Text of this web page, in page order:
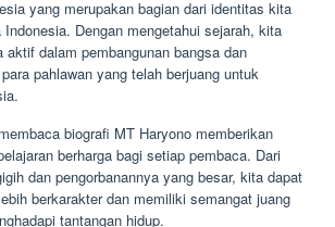
yang merupakan bagian dari identitas kita
Indonesia. Dengan mengetahui sejarah, kita
aktif dalam pembangunan bangsa dan
pahlawan yang telah berjuang untuk
biografi MT Haryono memberikan
berharga bagi setiap pembaca. Dari
dan pengorbanannya yang besar, kita dapat
berkarakter dan memiliki semangat juang
tantangan hidup.